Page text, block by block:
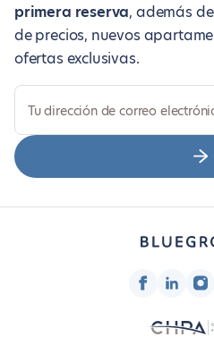
primera reserva, además
de precios, nuevos
ofertas exclusivas.
Tu dirección de correo